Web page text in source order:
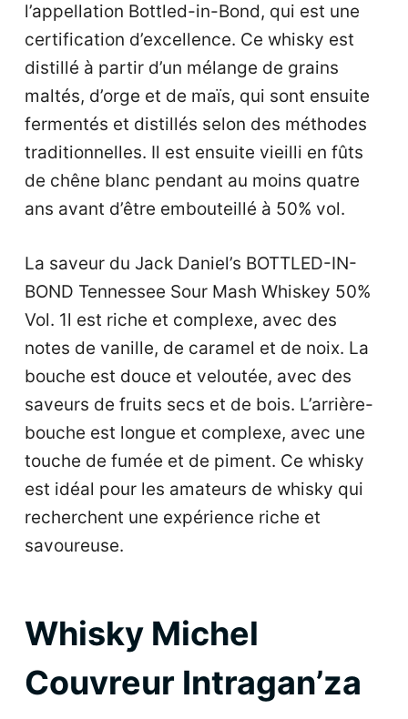
l’appellation Bottled-in-Bond, qui est une
certification d’excellence. Ce whisky est
distillé à partir d’un mélange de grains
maltés, d’orge et de maïs, qui sont ensuite
fermentés et distillés selon des méthodes
traditionnelles. Il est ensuite vieilli en fûts
de chêne blanc pendant au moins quatre
ans avant d’être embouteillé à 50% vol.
La saveur du Jack Daniel’s BOTTLED-IN-
BOND Tennessee Sour Mash Whiskey 50%
Vol. 1l est riche et complexe, avec des
notes de vanille, de caramel et de noix. La
bouche est douce et veloutée, avec des
saveurs de fruits secs et de bois. L’arrière-
bouche est longue et complexe, avec une
touche de fumée et de piment. Ce whisky
est idéal pour les amateurs de whisky qui
recherchent une expérience riche et
savoureuse.
Whisky Michel
Couvreur Intragan’za